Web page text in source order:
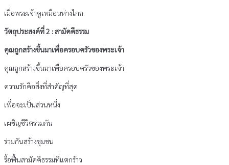
เมื่อพระเจ้าดูเหมือนห่างไกล
วัตถุประสงค์ที่ 2 : สามัคคีธรรม
คุณถูกสร้างขึ้นมาเพื่อครอบครัวของพระเจ้า
คุณถูกสร้างขึ้นมาเพื่อครอบครัวของพระเจ้า
ความรักคือสิ่งที่สำคัญที่สุด
เพื่อจะเป็นส่วนหนึ่ง
เผชิญชีวิตร่วมกัน
ร่วมกันสร้างชุมชน
รื้อฟื้นสามัคคีธรรมที่แตกร้าว